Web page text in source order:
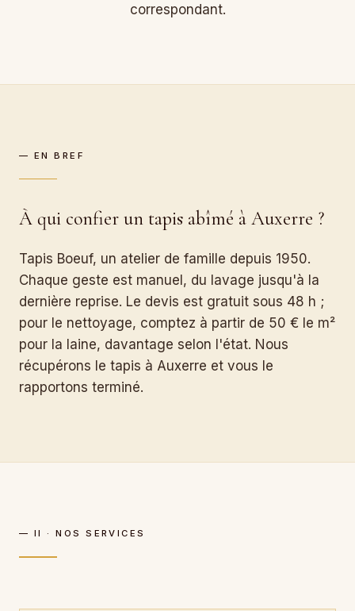
correspondant.
— EN BREF
À qui confier un tapis abîmé à Auxerre ?
Tapis Boeuf, un atelier de famille depuis 1950.
Chaque geste est manuel, du lavage jusqu'à la
dernière reprise. Le devis est gratuit sous 48 h ;
pour le nettoyage, comptez à partir de 50 € le m²
pour la laine, davantage selon l'état. Nous
récupérons le tapis à Auxerre et vous le
rapportons terminé.
— II · NOS SERVICES